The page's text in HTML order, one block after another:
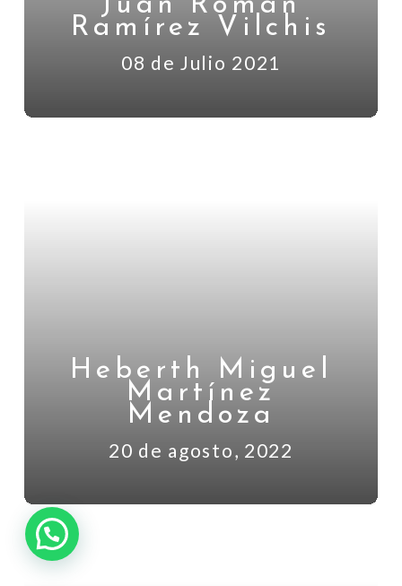
Juan Román
Ramírez Vilchis
08 de Julio 2021
Heberth Miguel
Martínez
Mendoza
20 de agosto, 2022